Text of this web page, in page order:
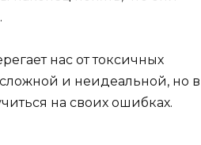
нас от токсичных
и неидеальной, но в
на своих ошибках.